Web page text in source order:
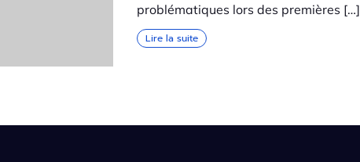
problématiques lors des premières […]
Lire la suite